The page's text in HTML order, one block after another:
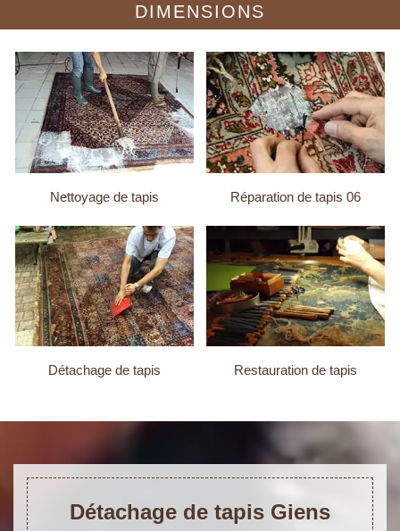
DIMENSIONS
Nettoyage de tapis Réparation de tapis 06
Détachage de tapis Restauration de tapis
Détachage de tapis Giens